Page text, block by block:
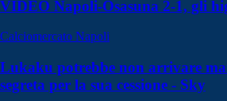
VIDEO Napoli-Osasuna 2-1, gli
Calciomercato Napoli
Lukaku potrebbe non arrivare
segreta per la sua cessione - Sky